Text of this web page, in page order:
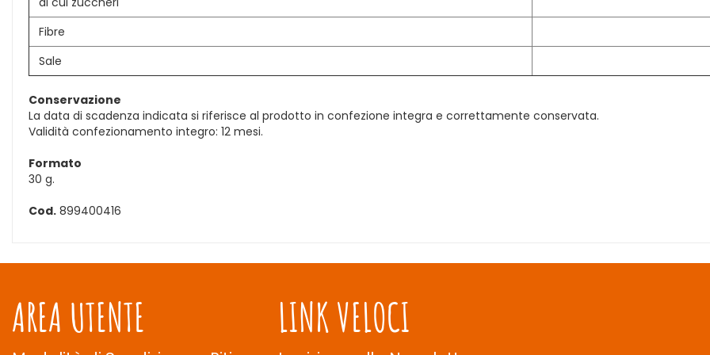
Fibre
Sale
Conservazione
La data di scadenza indicata si riferisce al prodotto in confezione integra e correttamente conservata.
Validità confezionamento integro: 12 mesi.
Formato
30 g.
Cod. 899400416
AREA UTENTE LINK VELOCI